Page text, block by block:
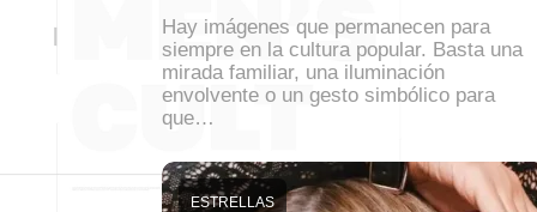
Hay imágenes que permanecen para
siempre en la cultura popular. Basta una
mirada familiar, una iluminación
envolvente o un gesto simbólico para
que…
ESTRELLAS